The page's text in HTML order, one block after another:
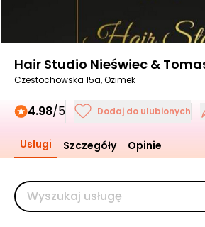
Hair Studio Nieświec &
Czestochowska 15a, Ozimek
4.98/5 Dodaj do ulubionych
Usługi Szczegóły Opinie